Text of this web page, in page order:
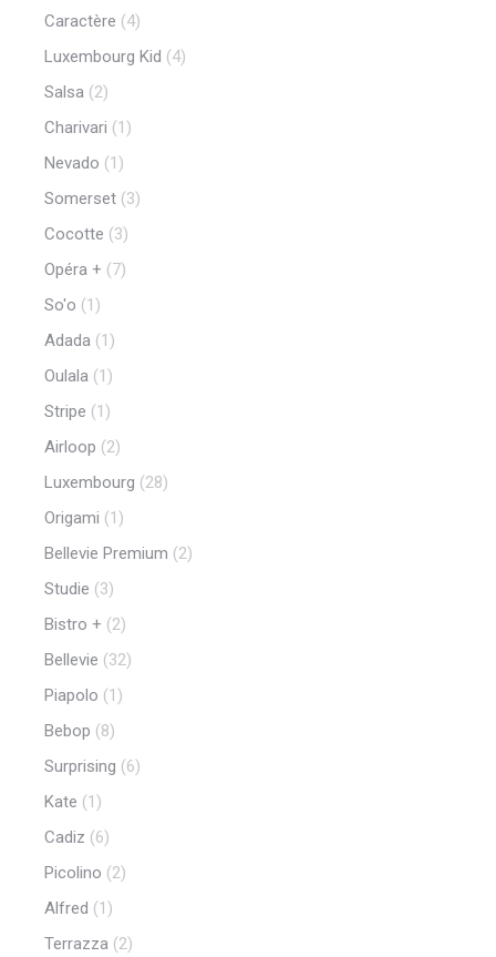
Caractère (4)
Luxembourg Kid (4)
Salsa (2)
Charivari (1)
Nevado (1)
Somerset (3)
Cocotte (3)
Opéra + (7)
So'o (1)
Adada (1)
Oulala (1)
Stripe (1)
Airloop (2)
Luxembourg (28)
Origami (1)
Bellevie Premium (2)
Studie (3)
Bistro + (2)
Bellevie (32)
Piapolo (1)
Bebop (8)
Surprising (6)
Kate (1)
Cadiz (6)
Picolino (2)
Alfred (1)
Terrazza (2)